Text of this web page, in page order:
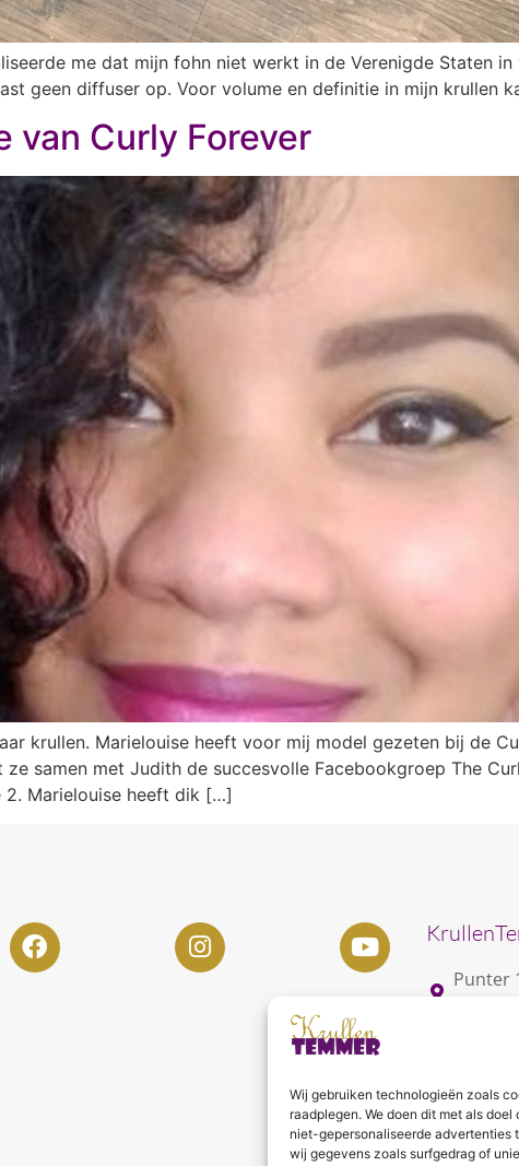
Wij gebruiken technologieën zoals
raadplegen. We doen dit met als
niet-gepersonaliseerde advertenties
wij gegevens zoals surfgedrag of
me dat mijn fohn niet werkt in de Verenigde Staten
geen diffuser op. Voor volume en definitie in mijn krullen
van Curly Forever
krullen. Marielouise heeft voor mij model gezeten bij de
samen met Judith de succesvolle Facebookgroep The
Marielouise heeft dik […]
Punter